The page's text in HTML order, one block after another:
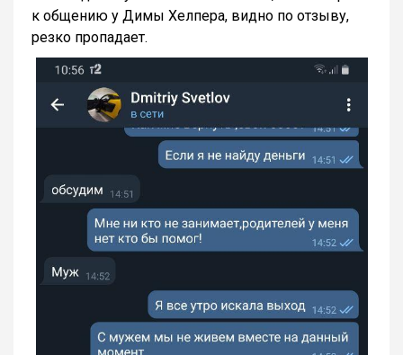
к общению у Димы Хелпера, видно по отзыву,
резко пропадает.